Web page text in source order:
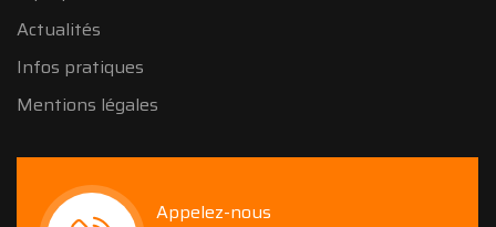
Actualités
Infos pratiques
Mentions légales
Appelez-nous